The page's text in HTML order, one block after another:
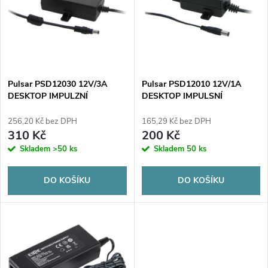
p
r
o
u
k
p
s
p
r
o
d
k
Pulsar PSD12030 12V/3A
DESKTOP IMPULZNÍ
256,20 Kč bez DPH
310 Kč
Skladem >50 ks
DO KOŠÍKU
Pulsar PSD12010 12V/1A
DESKTOP IMPULSNÍ
165,29 Kč bez DPH
200 Kč
Skladem 50 ks
DO KOŠÍKU